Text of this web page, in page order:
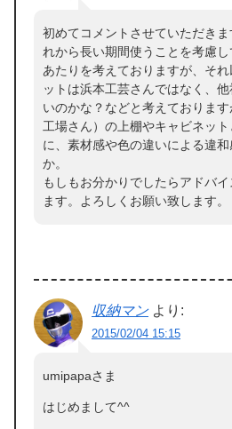
初めてコメントさせていただき
れから長い期間使うことを考慮
あたりを考えておりますが、そ
ットは浜本工芸さんではなく、
いのかな？などと考えておりま
工場さん）の上棚やキャビネッ
に、素材感や色の違いによる違
か。
もしもお分かりでしたらアドバ
ます。よろしくお願い致します。
収納マン より:
2015/02/04 15:15
umipapaさま
はじめまして^^